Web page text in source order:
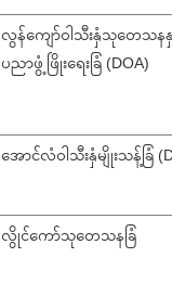
လွန်ကျော်ဝါသီးနှံသုတေသန
ပညာဖွံ့ဖြိုးရေးခြံ (DOA)
အောင်လံဝါသီးနှံမျိုးသန့်ခြံ
လွိုင်ကော်သုတေသနခြံ